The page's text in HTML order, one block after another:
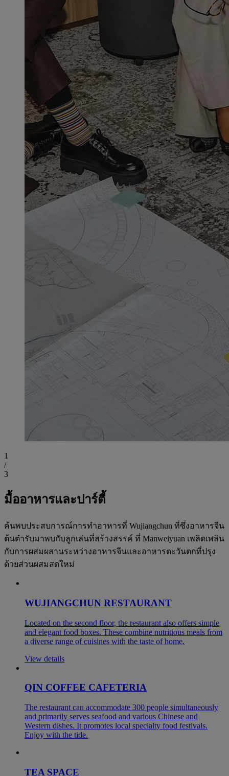
1
/
3
มื้ออาหารและปาร์ตี้
ค้นพบประสบการณ์การทำอาหารที่ Wujiangchun ที่ซึ่งอาหารจีน
ต้นตำรับมาพบกับลูกเล่นที่สร้างสรรค์ ที่ Manweiyuan เพลิดเพลิน
กับการผสมผสานระหว่างอาหารจีนและอาหารตะวันตกที่ปรุง
ด้วยส่วนผสมสดใหม่
WUJIANGCHUN RESTAURANT
Located on the second floor, the restaurant also offers simple
and elegant food boxes. These combine nutritious meals from
a diverse range of cuisines with the taste of home.
View details
QIN COFFEE CAFETERIA
The restaurant can accommodate 300 people simultaneously
and primarily serves seafood and various Chinese and
Western dishes. It promotes local specialty food festivals.
Enjoy with the tide.
TEA SPACE